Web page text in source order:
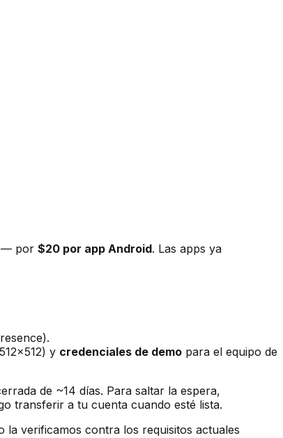
— por $20 por app Android. Las apps ya
y credenciales de demo para el equipo de
de ~14 días. Para saltar la espera,
transferir a tu cuenta cuando esté lista.
verificamos contra los requisitos actuales